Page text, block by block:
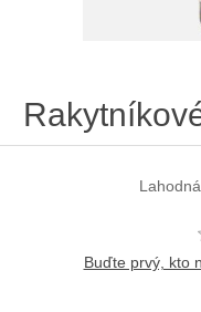
Buďte prvý, kto